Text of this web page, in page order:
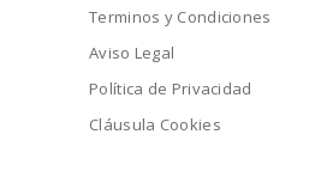
Terminos y Condiciones
Aviso Legal
Política de Privacidad
Cláusula Cookies